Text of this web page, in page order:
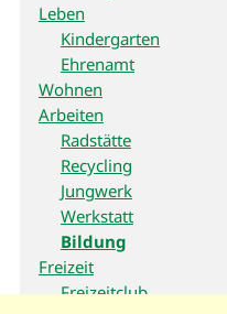
Leben
Kindergarten
Ehrenamt
Wohnen
Arbeiten
Radstätte
Recycling
Jungwerk
Werkstatt
Bildung
Freizeit
Freizeitclub